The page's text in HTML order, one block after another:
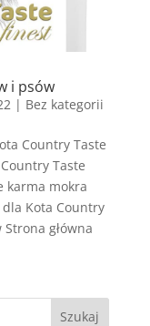
i psów
| Bez kategorii
Country Taste
Taste
karma mokra
Kota Country
główna